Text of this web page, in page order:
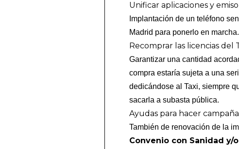
Unificar aplicaciones y
Implantación de un teléfono
Madrid para ponerlo en marcha.
Recomprar las licencias
Garantizar una cantidad
compra estaría sujeta a una
dedicándose al Taxi, siempre
sacarla a subasta pública.
Ayudas para hacer
También de renovación de la
Convenio con Sanidad y/